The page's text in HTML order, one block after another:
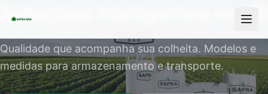
Soluções inteligentes em
Qualidade que acompanha sua colheita. Modelos e
medidas para armazenamento e transporte.